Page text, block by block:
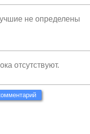
не определены
отсутствуют.